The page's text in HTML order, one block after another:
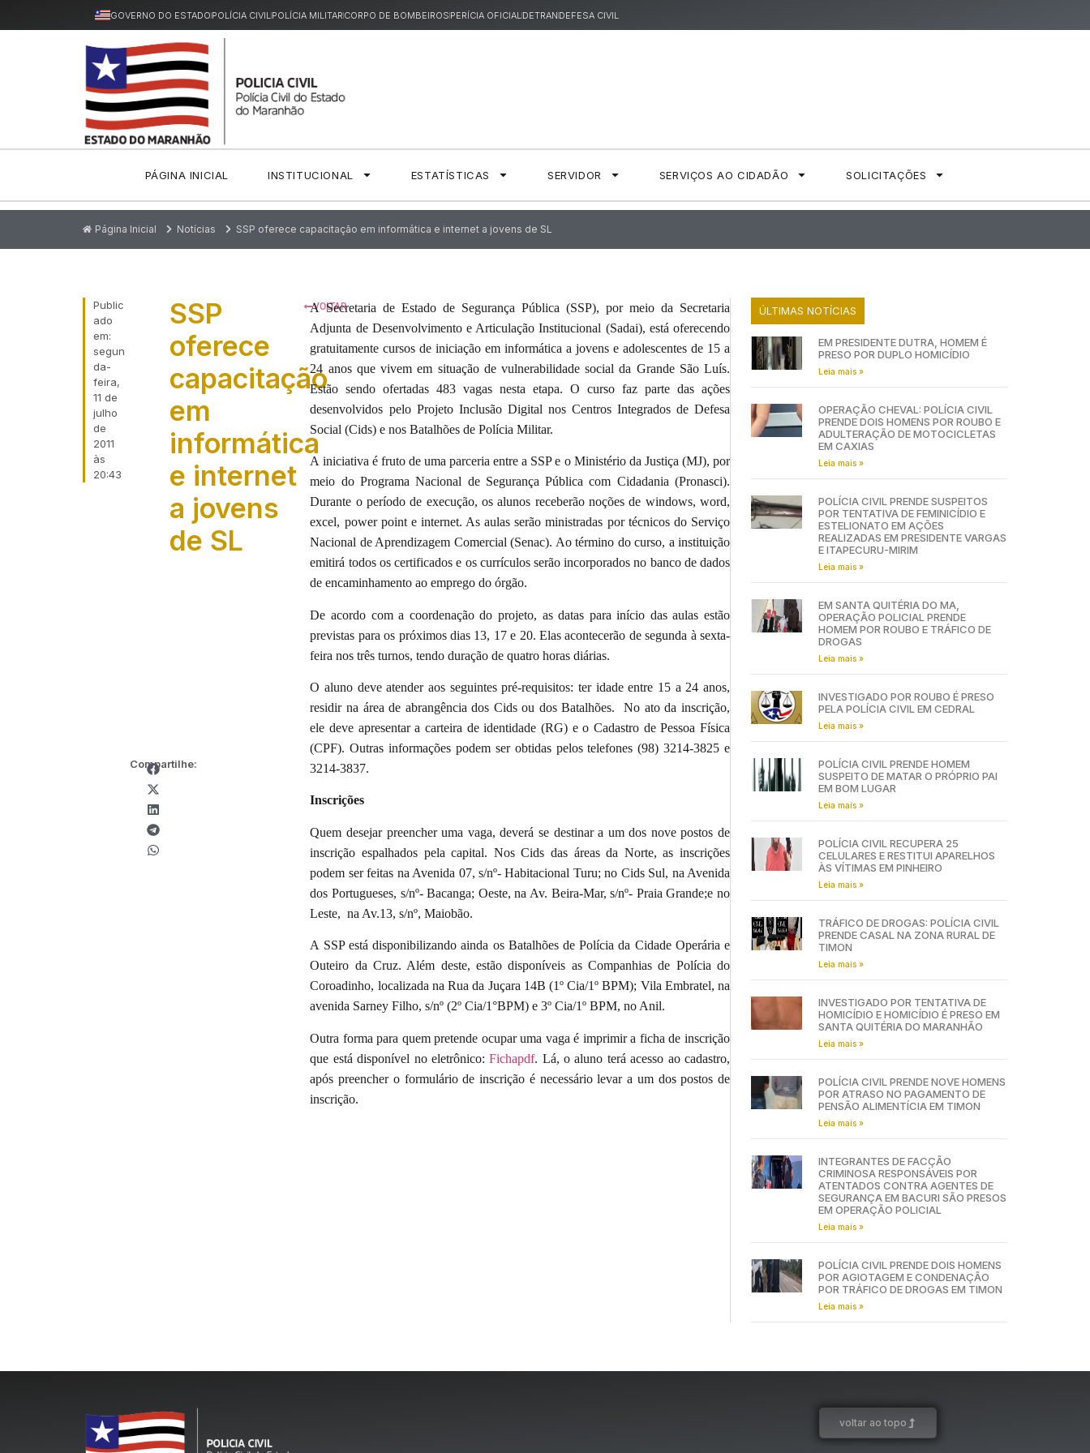
GOVERNO DO ESTADOPOLÍCIA CIVILPOLÍCIA MILITARCORPO DE BOMBEIROSPERÍCIA OFICIALDETRANDEFESA CIVIL
PÁGINA INICIAL INSTITUCIONAL ESTATÍSTICAS SERVIDOR SERVIÇOS AO CIDADÃO SOLICITAÇÕES
Página Inicial Notícias SSP oferece capacitação em informática e internet a jovens de SL
Public
ado
em:
segun
da-
feira,
11 de
julho
de
2011
às
20:43
Compartilhe:
SSP
oferece
capacitação
em
informática
e internet
a jovens
de SL
VOLTAR
A Secretaria de Estado de Segurança Pública (SSP), por meio da Secretaria
Adjunta de Desenvolvimento e Articulação Institucional (Sadai), está oferecendo
gratuitamente cursos de iniciação em informática a jovens e adolescentes de 15 a
24 anos que vivem em situação de vulnerabilidade social da Grande São Luís.
Estão sendo ofertadas 483 vagas nesta etapa. O curso faz parte das ações
desenvolvidos pelo Projeto Inclusão Digital nos Centros Integrados de Defesa
Social (Cids) e nos Batalhões de Polícia Militar.
A iniciativa é fruto de uma parceria entre a SSP e o Ministério da Justiça (MJ), por
meio do Programa Nacional de Segurança Pública com Cidadania (Pronasci).
Durante o período de execução, os alunos receberão noções de windows, word,
excel, power point e internet. As aulas serão ministradas por técnicos do Serviço
Nacional de Aprendizagem Comercial (Senac). Ao término do curso, a instituição
emitirá todos os certificados e os currículos serão incorporados no banco de dados
de encaminhamento ao emprego do órgão.
De acordo com a coordenação do projeto, as datas para início das aulas estão
previstas para os próximos dias 13, 17 e 20. Elas acontecerão de segunda à sexta-
feira nos três turnos, tendo duração de quatro horas diárias.
O aluno deve atender aos seguintes pré-requisitos: ter idade entre 15 a 24 anos,
residir na área de abrangência dos Cids ou dos Batalhões. No ato da inscrição,
ele deve apresentar a carteira de identidade (RG) e o Cadastro de Pessoa Física
(CPF). Outras informações podem ser obtidas pelos telefones (98) 3214-3825 e
3214-3837.
Inscrições
Quem desejar preencher uma vaga, deverá se destinar a um dos nove postos de
inscrição espalhados pela capital. Nos Cids das áreas da Norte, as inscrições
podem ser feitas na Avenida 07, s/nº- Habitacional Turu; no Cids Sul, na Avenida
dos Portugueses, s/nº- Bacanga; Oeste, na Av. Beira-Mar, s/nº- Praia Grande;e no
Leste, na Av.13, s/nº, Maiobão.
A SSP está disponibilizando ainda os Batalhões de Polícia da Cidade Operária e
Outeiro da Cruz. Além deste, estão disponíveis as Companhias de Polícia do
Coroadinho, localizada na Rua da Juçara 14B (1º Cia/1º BPM); Vila Embratel, na
avenida Sarney Filho, s/nº (2º Cia/1°BPM) e 3º Cia/1º BPM, no Anil.
Outra forma para quem pretende ocupar uma vaga é imprimir a ficha de inscrição
que está disponível no eletrônico:Fichapdf. Lá, o aluno terá acesso ao cadastro,
após preencher o formulário de inscrição é necessário levar a um dos postos de
inscrição.
ÚLTIMAS NOTÍCIAS
EM PRESIDENTE DUTRA, HOMEM É
PRESO POR DUPLO HOMICÍDIO
Leia mais »
OPERAÇÃO CHEVAL: POLÍCIA CIVIL
PRENDE DOIS HOMENS POR ROUBO E
ADULTERAÇÃO DE MOTOCICLETAS
EM CAXIAS
Leia mais »
POLÍCIA CIVIL PRENDE SUSPEITOS
POR TENTATIVA DE FEMINICÍDIO E
ESTELIONATO EM AÇÕES
REALIZADAS EM PRESIDENTE VARGAS
E ITAPECURU-MIRIM
Leia mais »
EM SANTA QUITÉRIA DO MA,
OPERAÇÃO POLICIAL PRENDE
HOMEM POR ROUBO E TRÁFICO DE
DROGAS
Leia mais »
INVESTIGADO POR ROUBO É PRESO
PELA POLÍCIA CIVIL EM CEDRAL
Leia mais »
POLÍCIA CIVIL PRENDE HOMEM
SUSPEITO DE MATAR O PRÓPRIO PAI
EM BOM LUGAR
Leia mais »
POLÍCIA CIVIL RECUPERA 25
CELULARES E RESTITUI APARELHOS
ÀS VÍTIMAS EM PINHEIRO
Leia mais »
TRÁFICO DE DROGAS: POLÍCIA CIVIL
PRENDE CASAL NA ZONA RURAL DE
TIMON
Leia mais »
INVESTIGADO POR TENTATIVA DE
HOMICÍDIO E HOMICÍDIO É PRESO EM
SANTA QUITÉRIA DO MARANHÃO
Leia mais »
POLÍCIA CIVIL PRENDE NOVE HOMENS
POR ATRASO NO PAGAMENTO DE
PENSÃO ALIMENTÍCIA EM TIMON
Leia mais »
INTEGRANTES DE FACÇÃO
CRIMINOSA RESPONSÁVEIS POR
ATENTADOS CONTRA AGENTES DE
SEGURANÇA EM BACURI SÃO PRESOS
EM OPERAÇÃO POLICIAL
Leia mais »
POLÍCIA CIVIL PRENDE DOIS HOMENS
POR AGIOTAGEM E CONDENAÇÃO
POR TRÁFICO DE DROGAS EM TIMON
Leia mais »
voltar ao topo